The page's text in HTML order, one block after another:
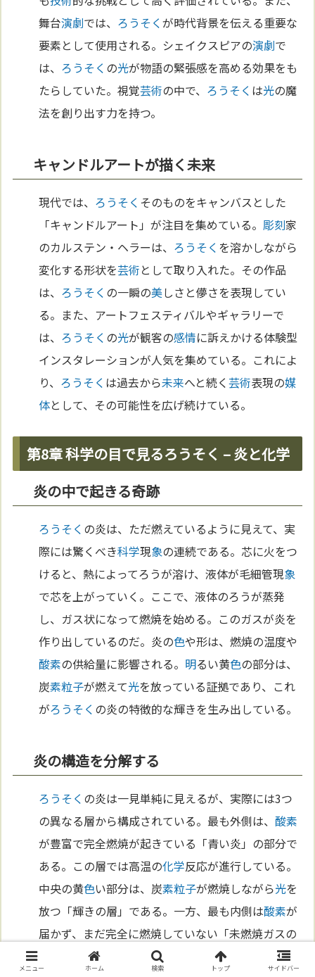
舞台演劇では、 ろうそくが時代背景を伝える重要な
要素として使用される。シェイクスピアの演劇で
は、 ろうそく の光が物語の緊張感を高める効果をも
たらしていた。視覚芸術の中で、 ろうそく は光の魔
法を創り出す力を持つ。
キャンドルアートが描く未来
現代では、 ろうそく そのものをキャンバスとした
「キャンドルアート」が注目を集めている。彫刻家
のカルステン・ヘラーは、 ろうそく を溶かしながら
変化する形状を芸術として取り入れた。その作品
は、 ろうそく の一瞬の美しさと儚さを表現してい
る。また、アートフェスティバルやギャラリーで
は、 ろうそく の光が観客の感情に訴えかける体験型
インスタレーションが人気を集めている。これによ
り、 ろうそく は過去から未来へと続く芸術表現の媒
体として、その可能性を広げ続けている。
第8章 科学の目で見るろうそく – 炎と化学
炎の中で起きる奇跡
ろうそく の炎は、ただ燃えているように見えて、実
際には驚くべき科学現象の連続である。芯に火をつ
けると、熱によってろうが溶け、液体が毛細管現象
で芯を上がっていく。ここで、液体のろうが蒸発
し、ガス状になって燃焼を始める。このガスが炎を
作り出しているのだ。炎の色や形は、燃焼の温度や
酸素の供給量に影響される。 明るい黄色の部分は、
炭素粒子が燃えて光を放っている証拠であり、これ
がろうそく の炎の特徴的な輝きを生み出している。
炎の構造を分解する
ろうそく の炎は一見単純に見えるが、実際には3つ
の異なる層から構成されている。最も外側は、酸素
が豊富で完全燃焼が起きている「青い炎」の部分で
ある。この層では高温の化学反応が進行している。
中央の黄色い部分は、炭素粒子が燃焼しながら光を
放つ「輝きの層」である。一方、最も内側は酸素が
届かず、まだ完全に燃焼していない「未燃焼ガスの
層」となっている。これらの層が相互に作用し、ろ
メニュー ホーム 検索 トップ サイドバー